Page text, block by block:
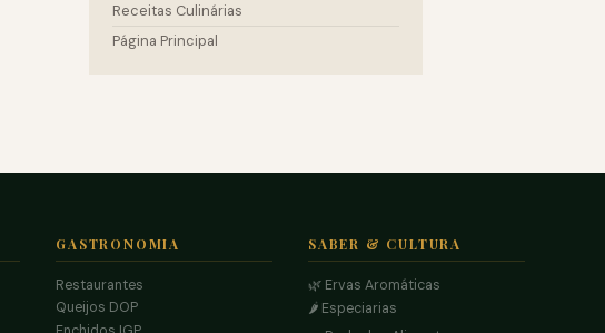
Receitas Culinárias
Página Principal
GASTRONOMIA
Restaurantes
Queijos DOP
SABER & CULTURA
🌿 Ervas Aromáticas
🌶️ Especiarias